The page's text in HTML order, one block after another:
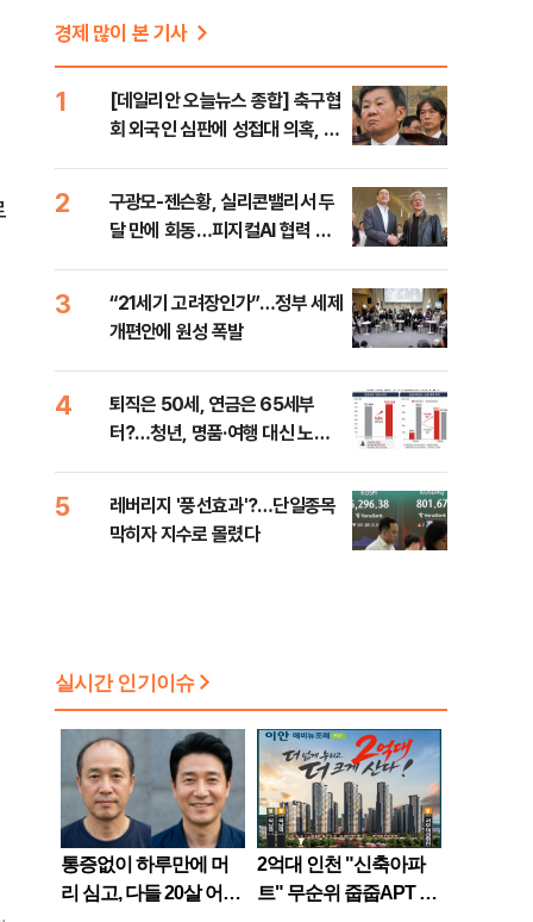
경제 많이 본 기사
1
[데일리안 오늘뉴스 종합] 축구협
회 외국인 심판에 성접대 의혹, 李
나, 삼전닉스 올인은 금물, SK하
이닉스 프리마켓 시초가 논란 재
점화, 김민석 "과반 승리 가능성
99%" 등
2
구광모-젠슨황, 실리콘밸리서 두
달 만에 회동…피지컬AI 협력 논
3
“21세기 고려장인가”…정부 세제
개편안에 원성 폭발
4
퇴직은 50세, 연금은 65세부
터?…청년, 명품·여행 대신 노후
5
레버리지 '풍선효과'?…단일종목
막히자 지수로 몰렸다